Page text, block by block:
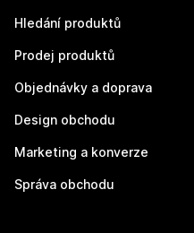
Hledání produktů
Prodej produktů
Objednávky a doprava
Design obchodu
Marketing a konverze
Správa obchodu